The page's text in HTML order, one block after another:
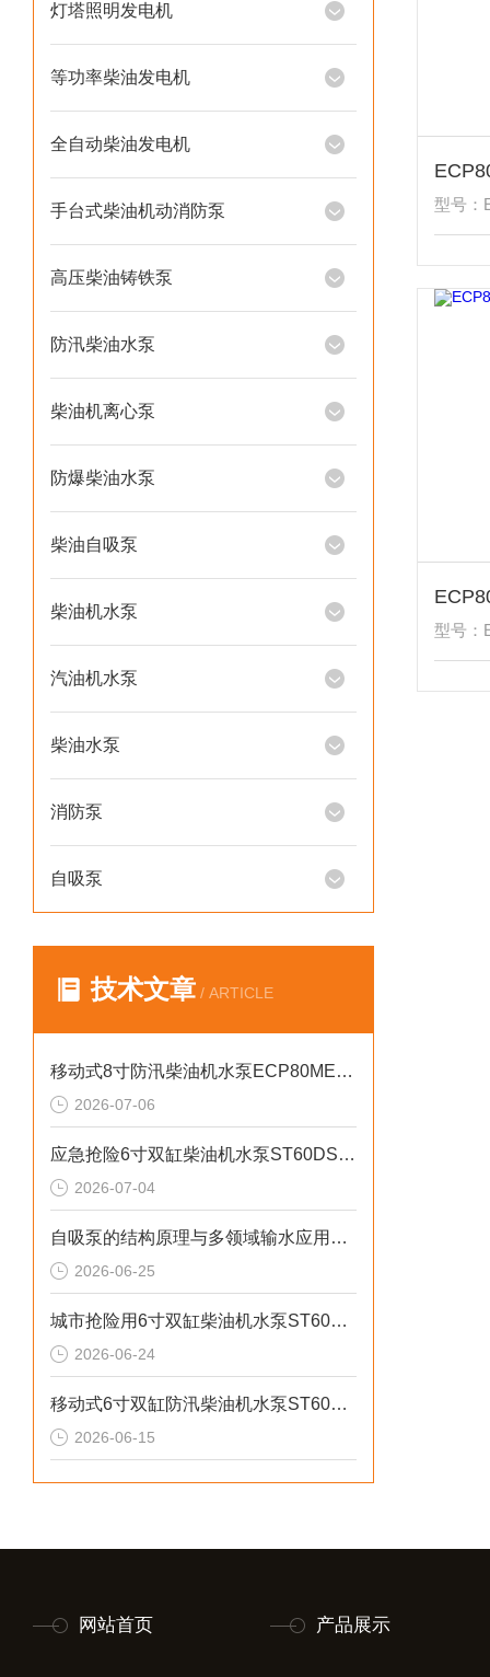
灯塔照明发电机
等功率柴油发电机
全自动柴油发电机
手台式柴油机动消防泵
高压柴油铸铁泵
防汛柴油水泵
柴油机离心泵
防爆柴油水泵
柴油自吸泵
柴油机水泵
汽油机水泵
柴油水泵
消防泵
自吸泵
技术文章 / ARTICLE
移动式8寸防汛柴油机水泵ECP80ME产品介绍
2026-07-06
应急抢险6寸双缸柴油机水泵ST60DS产品介绍
2026-07-04
自吸泵的结构原理与多领域输水应用探析
2026-06-25
城市抢险用6寸双缸柴油机水泵ST60DS产品介绍
2026-06-24
移动式6寸双缸防汛柴油机水泵ST60SD产品介绍
2026-06-15
型号：
型号：
网站首页 产品展示